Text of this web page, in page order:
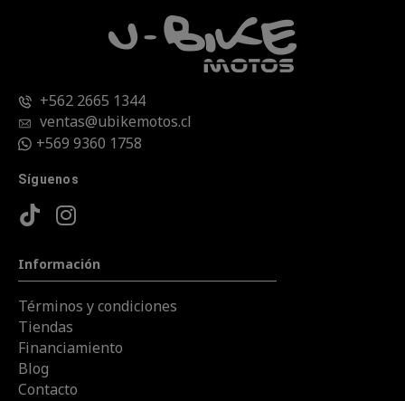
+562 2665 1344
ventas@ubikemotos.cl
+569 9360 1758
Síguenos
Información
Términos y condiciones
Tiendas
Financiamiento
Blog
Contacto